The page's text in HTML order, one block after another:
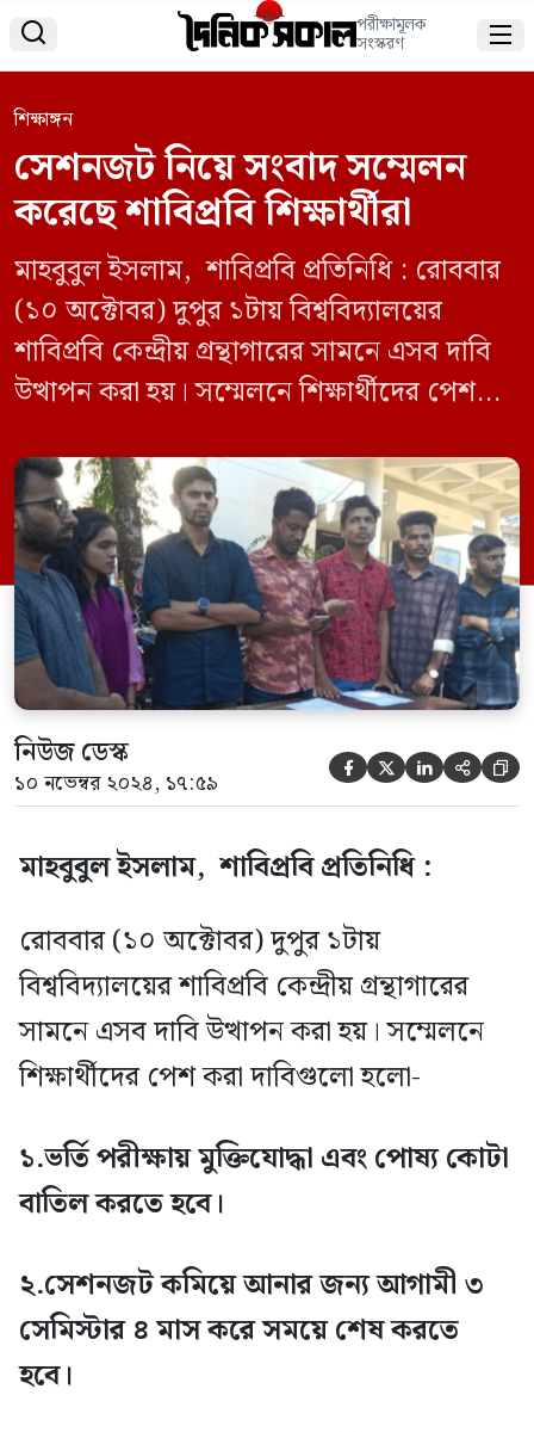
 পরীক্ষামূলক
সংস্করণ 
শিক্ষাঙ্গন
সেশনজট নিয়ে সংবাদ সম্মেলন
করেছে শাবিপ্রবি শিক্ষার্থীরা
মাহবুবুল ইসলাম, শাবিপ্রবি প্রতিনিধি : রোববার
(১০ অক্টোবর) দুপুর ১টায় বিশ্ববিদ্যালয়ের
শাবিপ্রবি কেন্দ্রীয় গ্রন্থাগারের সামনে এসব দাবি
উত্থাপন করা হয়। সম্মেলনে শিক্ষার্থীদের পেশ
এবং পোষ্য কোটা বাতিল করতে হবে।
২.সেশনজট কমিয়ে আনার জন্য আগামী ৩
সেমিস্টার ৪ মাস করে সময়ে শেষ করতে হবে।
৩.ছাত্র আন্দোলনে হামলায় জড়িত এবং হলে
অস্ত্র-মাদকে […]
নিউজ ডেস্ক
১০ নভেম্বর ২০২৪, ১৭:৫৯     
মাহবুবুল ইসলাম, শাবিপ্রবি প্রতিনিধি :
রোববার (১০ অক্টোবর) দুপুর ১টায়
বিশ্ববিদ্যালয়ের শাবিপ্রবি কেন্দ্রীয় গ্রন্থাগারের
সামনে এসব দাবি উত্থাপন করা হয়। সম্মেলনে
শিক্ষার্থীদের পেশ করা দাবিগুলো হলো-
১.ভর্তি পরীক্ষায় মুক্তিযোদ্ধা এবং পোষ্য কোটা
বাতিল করতে হবে।
২.সেশনজট কমিয়ে আনার জন্য আগামী ৩
সেমিস্টার ৪ মাস করে সময়ে শেষ করতে
হবে।